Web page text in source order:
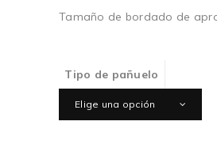
Tamaño de bordado de
Tipo de pañuelo
Elige una opción